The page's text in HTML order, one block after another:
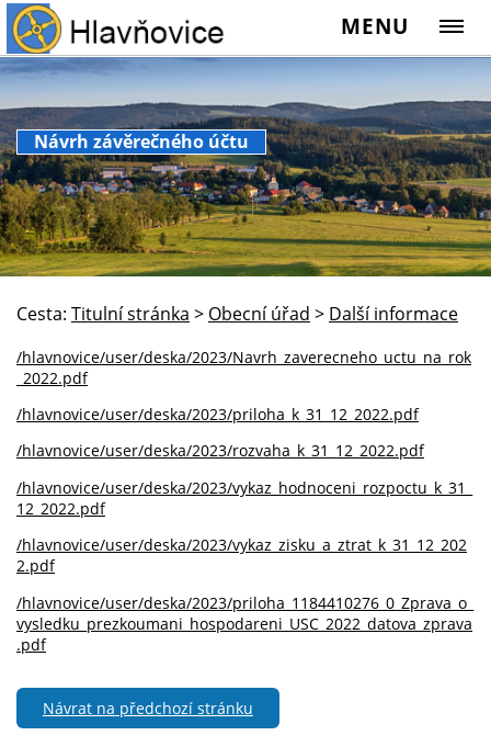
MENU
Návrh závěrečného účtu
Cesta: Titulní stránka > Obecní úřad > Další informace
/hlavnovice/user/deska/2023/Navrh_zaverecneho_uctu_na_rok
_2022.pdf
/hlavnovice/user/deska/2023/priloha_k_31_12_2022.pdf
/hlavnovice/user/deska/2023/rozvaha_k_31_12_2022.pdf
/hlavnovice/user/deska/2023/vykaz_hodnoceni_rozpoctu_k_31_
12_2022.pdf
/hlavnovice/user/deska/2023/vykaz_zisku_a_ztrat_k_31_12_202
2.pdf
/hlavnovice/user/deska/2023/priloha_1184410276_0_Zprava_o_
vysledku_prezkoumani_hospodareni_USC_2022_datova_zprava
.pdf
Návrat na předchozí stránku